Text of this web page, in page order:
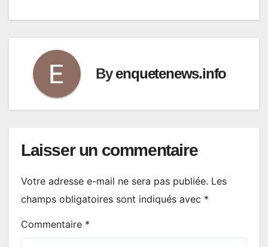
Byenquetenews.info
Laisser un commentaire
Votre adresse e-mail ne sera pas publiée. Les
champs obligatoires sont indiqués avec *
Commentaire *